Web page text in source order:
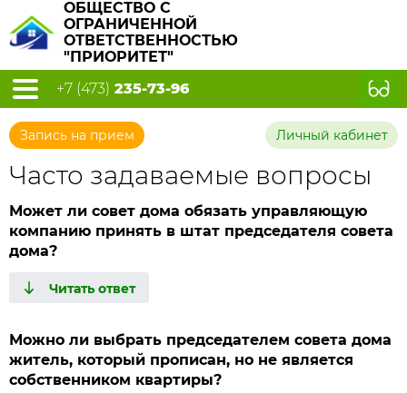
ОБЩЕСТВО С
ОГРАНИЧЕННОЙ
ОТВЕТСТВЕННОСТЬЮ
"ПРИОРИТЕТ"
+7 (473) 235-73-96
Запись на прием Личный кабинет
Часто задаваемые вопросы
Может ли совет дома обязать управляющую
компанию принять в штат председателя совета
дома?
Можно ли выбрать председателем совета дома
житель, который прописан, но не является
собственником квартиры?